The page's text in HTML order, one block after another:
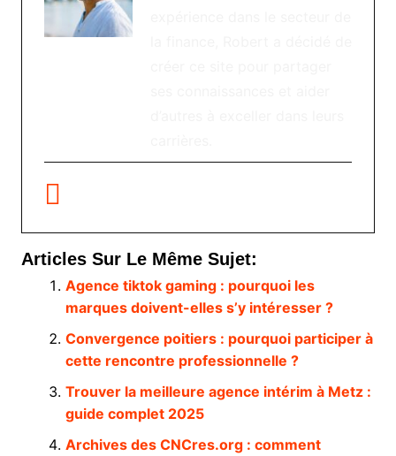
Articles Sur Le Même Sujet:
Agence tiktok gaming : pourquoi les
marques doivent-elles s’y intéresser ?
Convergence poitiers : pourquoi participer à
cette rencontre professionnelle ?
Trouver la meilleure agence intérim à Metz :
guide complet 2025
Archives des CNCres.org : comment